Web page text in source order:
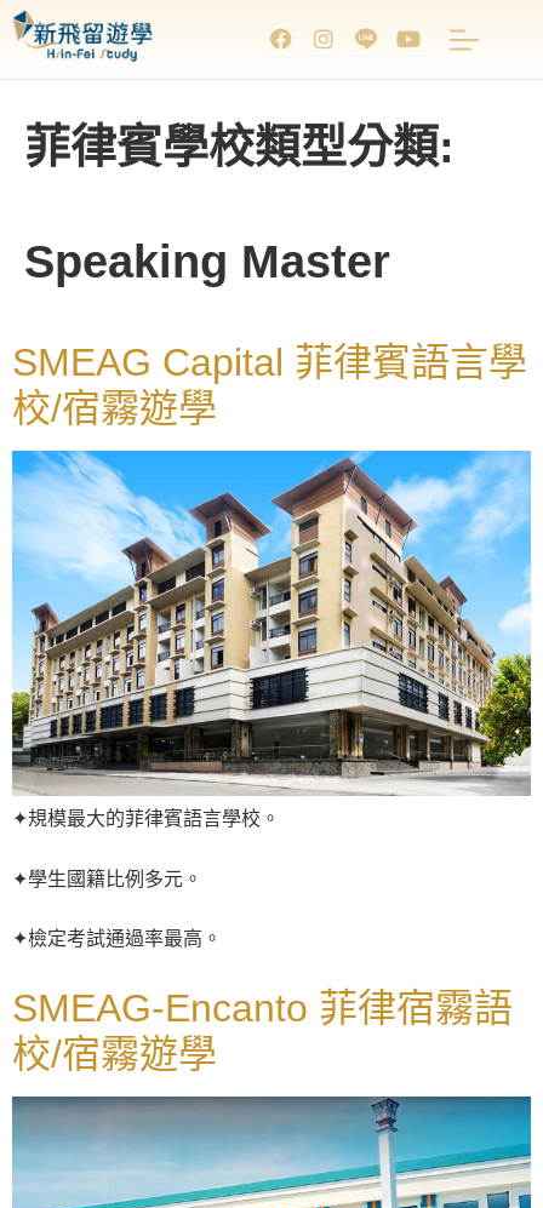
菲律賓學校類型分類:
Speaking Master
SMEAG Capital 菲律賓語言學
校/宿霧遊學
✦規模最大的菲律賓語言學校。
✦學生國籍比例多元。
✦檢定考試通過率最高。
SMEAG-Encanto 菲律宿霧語
校/宿霧遊學